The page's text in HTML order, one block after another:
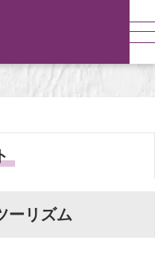
ーリズム